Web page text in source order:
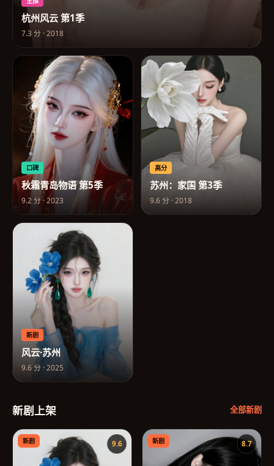
杭州风云 第1季
7.3 分 · 2018
口碑
秋霜青岛物语 第5季
9.2分 ·2023
高分
苏州：家国 第3季
9.6 分 ·2018
新剧
风云·苏州
9.6分 · 2025
新剧上架 全部新剧
新剧 9.6 新剧 8.7